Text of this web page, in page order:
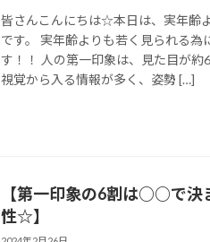
皆さんこんにちは☆本日は、実年齢
です。 実年齢よりも若く見られる
す！！ 人の第一印象は、見た目が
視覚から入る情報が多く、姿勢 […]
【第一印象の6割は○○で決
性☆】